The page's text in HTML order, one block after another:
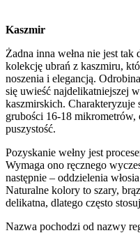
Kaszmir
Żadna inna wełna nie jest
kolekcję ubrań z kaszmiru,
noszenia i elegancją.
się uwieść najdelikatniejszej
kaszmirskich. Charakteryzuje
grubości 16-18
puszystość.
Pozyskanie wełny jest
Wymaga ono ręcznego
następnie – oddzielenia
Naturalne kolory to szary,
delikatna, dlatego często
Nazwa pochodzi od nazwy